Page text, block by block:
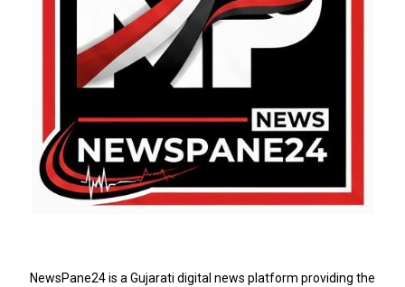
NewsPane24 is a Gujarati digital news platform providing the